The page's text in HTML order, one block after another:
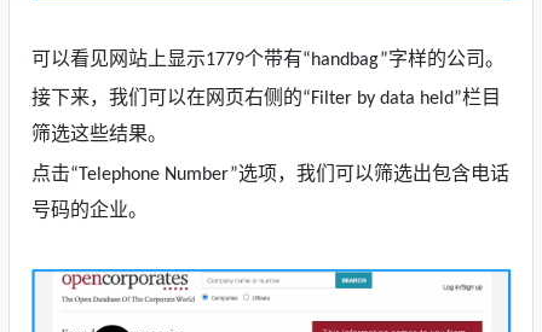
可以看见网站上显示1779个带有“handbag”字样的公司。
接下来，我们可以在网页右侧的“Filter by data held”栏目
筛选这些结果。
点击“Telephone Number”选项，我们可以筛选出包含电话
号码的企业。